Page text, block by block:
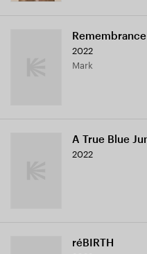
2022
Mark
A True Blue
2022
réBIRTH